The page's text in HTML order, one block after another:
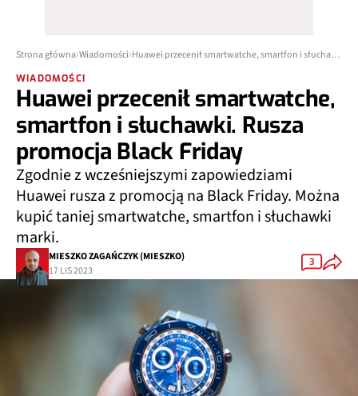
Strona główna Wiadomości
WIADOMOŚCI
Huawei przecenił smartwatche,
smartfon i słuchawki. Rusza
promocja Black Friday
Zgodnie z wcześniejszymi zapowiedziami
Huawei rusza z promocją na Black Friday. Można
kupić taniej smartwatche, smartfon i słuchawki
marki.
MIESZKO ZAGAŃCZYK (MIESZKO)
17 LIS 2023
3